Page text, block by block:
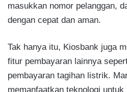
masukkan nomor pelanggan,
dengan cepat dan aman.
Tak hanya itu, Kiosbank juga
fitur pembayaran lainnya
pembayaran tagihan listrik.
memanfaatkan teknologi